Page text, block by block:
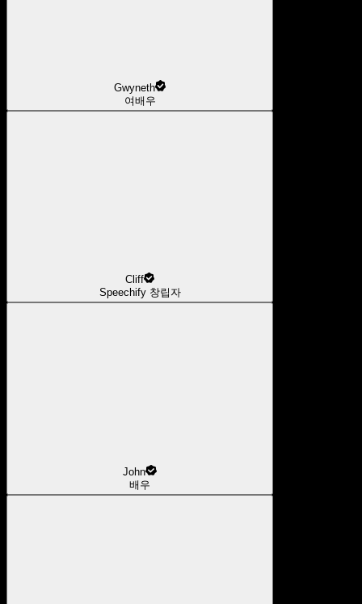
Gwyneth
여배우
Cliff
Speechify 창립자
John
배우